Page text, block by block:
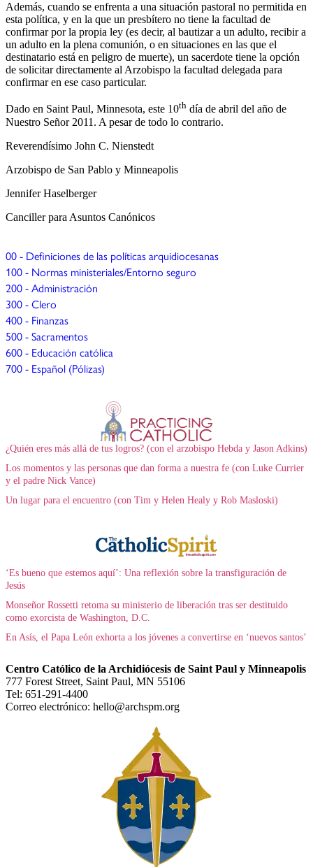
Además, cuando se enfrenta a una situación pastoral no permitida en
esta política, y en la que un presbítero no tiene la facultad de
confirmar por la propia ley (es decir, al bautizar a un adulto, recibir a
un adulto en la plena comunión, o en situaciones en las que el
destinatario está en peligro de muerte), un sacerdote tiene la opción
de solicitar directamente al Arzobispo la facultad delegada para
confirmar en ese caso particular.
Dado en Saint Paul, Minnesota, este 10th día de abril del año de
Nuestro Señor 2011. A pesar de todo lo contrario.
Reverendísimo John C. Nienstedt
Arzobispo de San Pablo y Minneapolis
Jennifer Haselberger
Canciller para Asuntos Canónicos
00 - Definiciones de las políticas arquidiocesanas
100 - Normas ministeriales/Entorno seguro
200 - Administración
300 - Clero
400 - Finanzas
500 - Sacramentos
600 - Educación católica
700 - Español (Pólizas)
¿Quién eres más allá de tus logros? (con el arzobispo Hebda y Jason Adkins)
Los momentos y las personas que dan forma a nuestra fe (con Luke Currier
y el padre Nick Vance)
Un lugar para el encuentro (con Tim y Helen Healy y Rob Masloski)
‘Es bueno que estemos aquí’: Una reflexión sobre la transfiguración de
Jesús
Monseñor Rossetti retoma su ministerio de liberación tras ser destituido
como exorcista de Washington, D.C.
En Asís, el Papa León exhorta a los jóvenes a convertirse en ‘nuevos santos’
Centro Católico de la Archidiócesis de Saint Paul y Minneapolis
777 Forest Street, Saint Paul, MN 55106
Tel: 651-291-4400
Correo electrónico: hello@archspm.org